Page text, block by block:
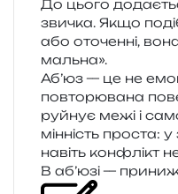
До цього
зви­чка. Якщо
або ото­чен­ні,
маль­на».
Аб’юз — це не
повто­рю­ва­на
руй­нує межі і
мін­ність про­ста:
навіть кон­флікт
В аб’юзі —